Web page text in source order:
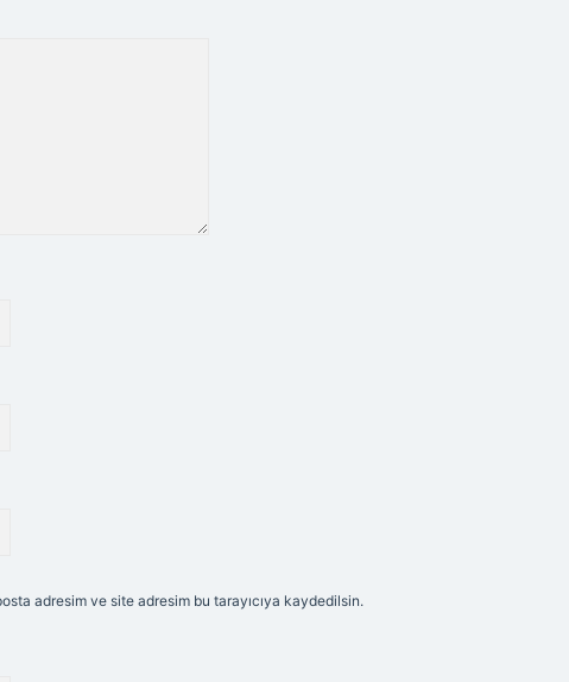
adresim ve site adresim bu tarayıcıya kaydedilsin.